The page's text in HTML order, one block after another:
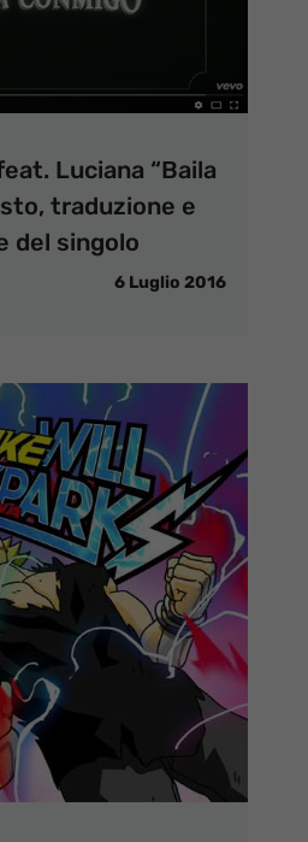
Luciana “Baila
traduzione e
del singolo
6 Luglio 2016